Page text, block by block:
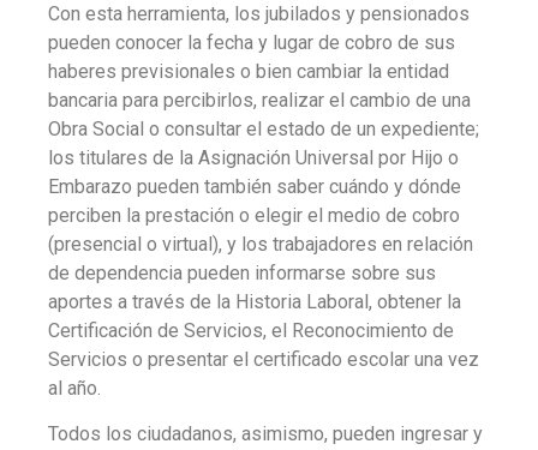
Con esta herramienta, los jubilados y pensionados
pueden conocer la fecha y lugar de cobro de sus
haberes previsionales o bien cambiar la entidad
bancaria para percibirlos, realizar el cambio de una
Obra Social o consultar el estado de un expediente;
los titulares de la Asignación Universal por Hijo o
Embarazo pueden también saber cuándo y dónde
perciben la prestación o elegir el medio de cobro
(presencial o virtual), y los trabajadores en relación
de dependencia pueden informarse sobre sus
aportes a través de la Historia Laboral, obtener la
Certificación de Servicios, el Reconocimiento de
Servicios o presentar el certificado escolar una vez
al año.
Todos los ciudadanos, asimismo, pueden ingresar y